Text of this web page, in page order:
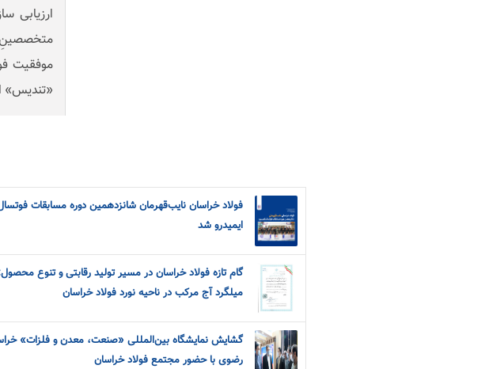
ارزیابی
متخصصینِ
موفقیت
«تندیس»
فولاد خراسان نایب‌قهرمان شانزدهمین دوره مسابقات
ایمیدرو شد
گام تازه فولاد خراسان در مسیر تولید رقابتی و تنوع
میلگرد آج مرکب در ناحیه نورد فولاد خراسان
گشایش نمایشگاه بین‌المللی «صنعت، معدن و فلزات»
رضوی با حضور مجتمع فولاد خراسان